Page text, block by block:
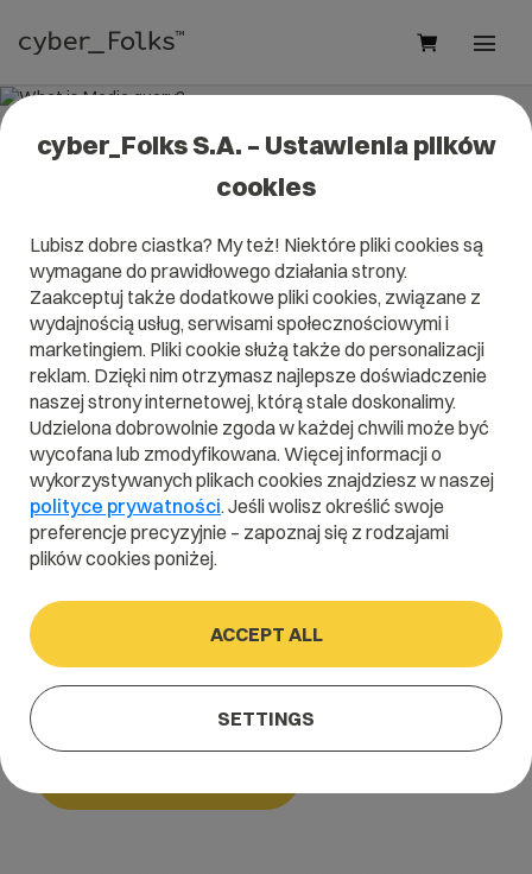
What is Media query?
It will help you better understand what exactly it isMedia
queryand what is the meaning to you in everyday use.
A B C D E F G H
I
J
K L M N O P Q
R
S
T U V W X Y Z
Home/Dictionary/Tworzenie stron/Media query
Media query
cyber_Folks S.A. – Ustawienia plików
cookies
Lubisz dobre ciastka? My też! Niektóre pliki cookies są
wymagane do prawidłowego działania strony.
Zaakceptuj także dodatkowe pliki cookies, związane z
wydajnością usług, serwisami społecznościowymi i
marketingiem. Pliki cookie służą także do personalizacji
reklam. Dzięki nim otrzymasz najlepsze doświadczenie
naszej strony internetowej, którą stale doskonalimy.
Udzielona dobrowolnie zgoda w każdej chwili może być
wycofana lub zmodyfikowana. Więcej informacji o
wykorzystywanych plikach cookies znajdziesz w naszej
polityce prywatności. Jeśli wolisz określić swoje
preferencje precyzyjnie – zapoznaj się z rodzajami
plików cookies poniżej.
ACCEPT ALL
SETTINGS